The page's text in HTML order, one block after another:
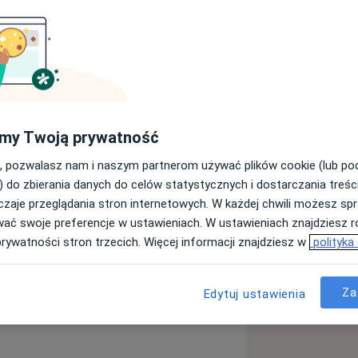
tutaj, aby Ci pomóc. Wspólnie
przeszkody i osiągnąć Twoje
rozpocząć swoją podróż ku
dyplomowaną
wielu lat specjalizuje się w terapii
w budowaniu zdrowych,
na jakim etapie związku się
wyzwaniami, takimi jak problemy w
czy konflikty wynikające z
także osoby pragnące pogłębić
momenty. Zajmuję się
jak i tych, które dopiero stawiają
borykających się z decyzjami
rozstania. Zdaję sobie
a11y_sr_more_diseases
Twoją prywatność
pozwalasz nam i naszym partnerom używać plików cookie (lub
do zbierania danych do celów statystycznych i dostarczania
przeglądania stron internetowych. W każdej chwili możesz
swoje preferencje w ustawieniach. W ustawieniach znajdziesz
stron trzecich. Więcej informacji znajdziesz w polityka
Edytuj ustawienia